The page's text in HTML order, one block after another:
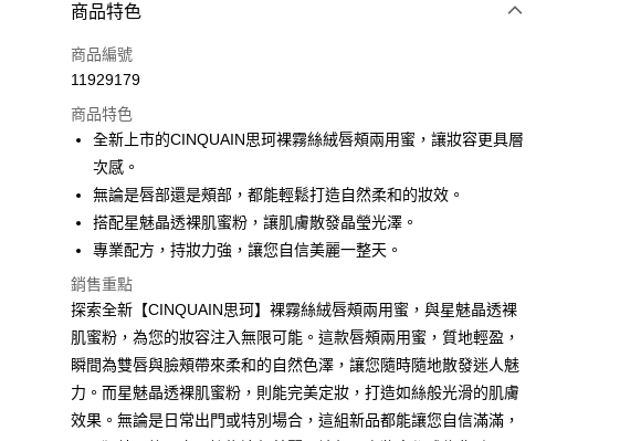
付款方式
信用卡一次付款
LINE Pay
Apple Pay
街口支付
悠遊付
ATM付款
運送方式
全家取貨付款
商品特色
商品編號
11929179
商品特色
全新上市的CINQUAIN思珂裸霧絲絨唇頰兩用蜜，讓妝容更具層
次感。
無論是唇部還是頰部，都能輕鬆打造自然柔和的妝效。
搭配星魅晶透裸肌蜜粉，讓肌膚散發晶瑩光澤。
專業配方，持妝力強，讓您自信美麗一整天。
銷售重點
探索全新【CINQUAIN思珂】裸霧絲絨唇頰兩用蜜，與星魅晶透裸
肌蜜粉，為您的妝容注入無限可能。這款唇頰兩用蜜，質地輕盈，
瞬間為雙唇與臉頰帶來柔和的自然色澤，讓您隨時隨地散發迷人魅
力。而星魅晶透裸肌蜜粉，則能完美定妝，打造如絲般光滑的肌膚
效果。無論是日常出門或特別場合，這組新品都能讓您自信滿滿，